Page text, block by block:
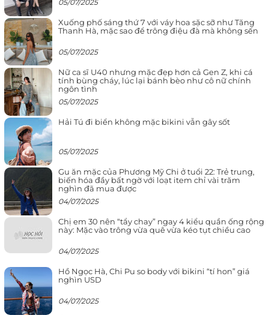
05/07/2025
Xuống phố sáng thứ 7 với váy hoa sặc sỡ như Tăng
Thanh Hà, mặc sao để trông điệu đà mà không sến
05/07/2025
Nữ ca sĩ U40 nhưng mặc đẹp hơn cả Gen Z, khi cá
tính bùng cháy, lúc lại bánh bèo như cô nữ chính
ngôn tình
05/07/2025
Hải Tú đi biển không mặc bikini vẫn gây sốt
05/07/2025
Gu ăn mặc của Phương Mỹ Chi ở tuổi 22: Trẻ trung,
biến hóa đầy bất ngờ với loạt item chỉ vài trăm
nghìn đã mua được
04/07/2025
Chị em 30 nên “tẩy chay” ngay 4 kiểu quần ống rộng
này: Mặc vào trông vừa quê vừa kéo tụt chiều cao
04/07/2025
Hồ Ngọc Hà, Chi Pu so body với bikini “tí hon” giá
nghìn USD
04/07/2025